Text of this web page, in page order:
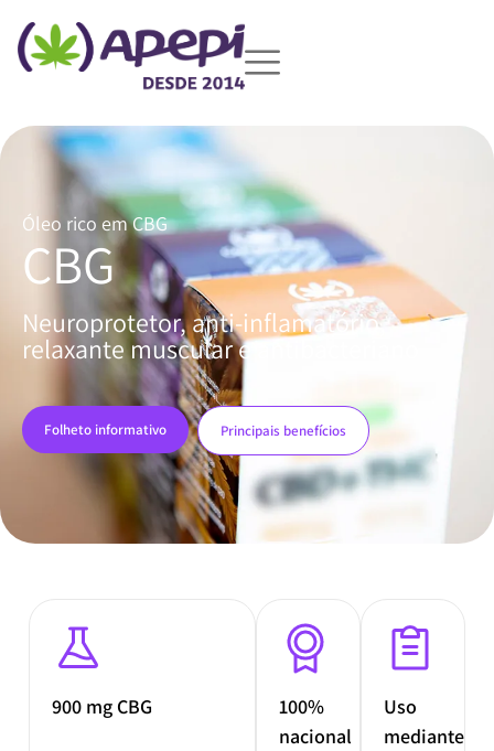
Óleo rico em CBG
CBG
Neuroprotetor, anti-inflamatório,
relaxante muscular e antibacteriano
Folheto informativo Principais benefícios
900 mg CBG
100%
nacional
Uso
mediante